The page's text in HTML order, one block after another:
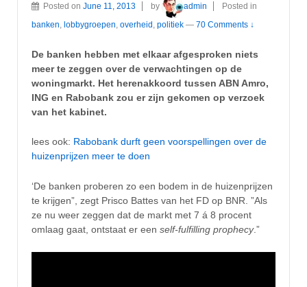
Posted on June 11, 2013 by admin
Posted in
banken lobbygroepen overheid politiek — 70 Comments ↓
De banken hebben met elkaar afgesproken niets
meer te zeggen over de verwachtingen op de
woningmarkt. Het herenakkoord tussen ABN Amro,
ING en Rabobank zou er zijn gekomen op verzoek
van het kabinet.
lees ook: Rabobank durft geen voorspellingen over de
huizenprijzen meer te doen
‘De banken proberen zo een bodem in de huizenprijzen
te krijgen”, zegt Prisco Battes van het FD op BNR. ”Als
ze nu weer zeggen dat de markt met 7 á 8 procent
omlaag gaat, ontstaat er een self-fulfilling prophecy.”